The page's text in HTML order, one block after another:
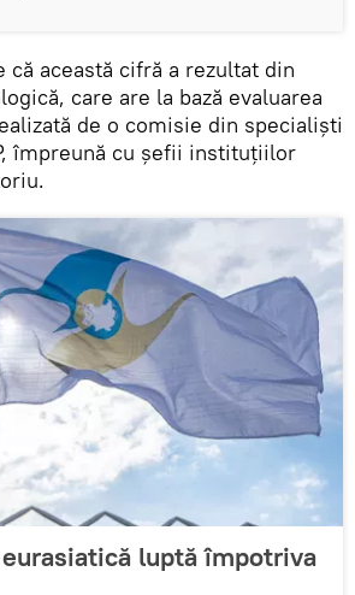
că această cifră a rezultat din
care are la bază evaluarea
de o comisie din specialiști
împreună cu șefii instituțiilor
luptă împotriva